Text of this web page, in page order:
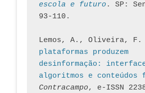
escola e futuro. SP:
93-110.
Lemos, A., Oliveira, F.
plataformas produzem
desinformação:
algoritmos e conteúdos
Contracampo, e-ISSN